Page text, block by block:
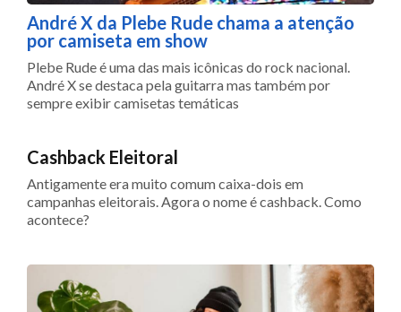
André X da Plebe Rude chama a atenção
por camiseta em show
Plebe Rude é uma das mais icônicas do rock nacional.
André X se destaca pela guitarra mas também por
sempre exibir camisetas temáticas
Cashback Eleitoral
Antigamente era muito comum caixa-dois em
campanhas eleitorais. Agora o nome é cashback. Como
acontece?